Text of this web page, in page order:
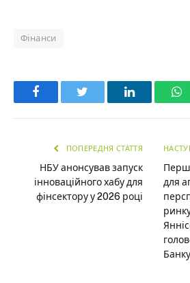
Фінанси
Facebook LinkedIn
ПОПЕРЕДНЯ СТАТТЯ
НБУ анонсував запуск
інноваційного хабу для
фінсектору у 2026 році
для
Банку